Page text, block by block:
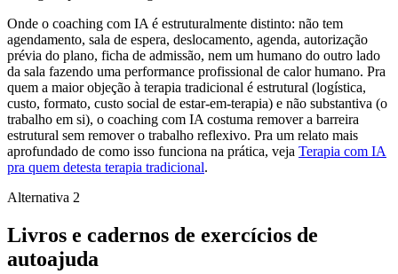
Onde o coaching com IA é estruturalmente distinto: não tem
agendamento, sala de espera, deslocamento, agenda, autorização
prévia do plano, ficha de admissão, nem um humano do outro lado
da sala fazendo uma performance profissional de calor humano. Pra
quem a maior objeção à terapia tradicional é estrutural (logística,
custo, formato, custo social de estar-em-terapia) e não substantiva (o
trabalho em si), o coaching com IA costuma remover a barreira
estrutural sem remover o trabalho reflexivo. Pra um relato mais
aprofundado de como isso funciona na prática, veja Terapia com IA
pra quem detesta terapia tradicional.
Alternativa 2
Livros e cadernos de exercícios de
autoajuda